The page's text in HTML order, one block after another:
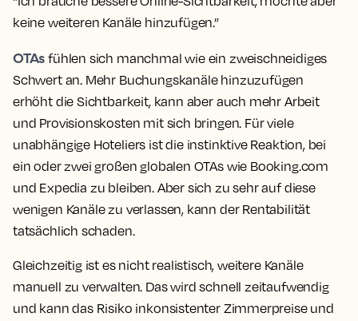
keine weiteren Kanäle hinzufügen.”
OTAs fühlen sich manchmal wie ein zweischneidiges
Schwert an. Mehr Buchungskanäle hinzuzufügen
erhöht die Sichtbarkeit, kann aber auch mehr Arbeit
und Provisionskosten mit sich bringen. Für viele
unabhängige Hoteliers ist die instinktive Reaktion, bei
ein oder zwei großen globalen OTAs wie Booking.com
und Expedia zu bleiben. Aber sich zu sehr auf diese
wenigen Kanäle zu verlassen, kann der Rentabilität
tatsächlich schaden.
Gleichzeitig ist es nicht realistisch, weitere Kanäle
manuell zu verwalten. Das wird schnell zeitaufwendig
und kann das Risiko inkonsistenter Zimmerpreise und